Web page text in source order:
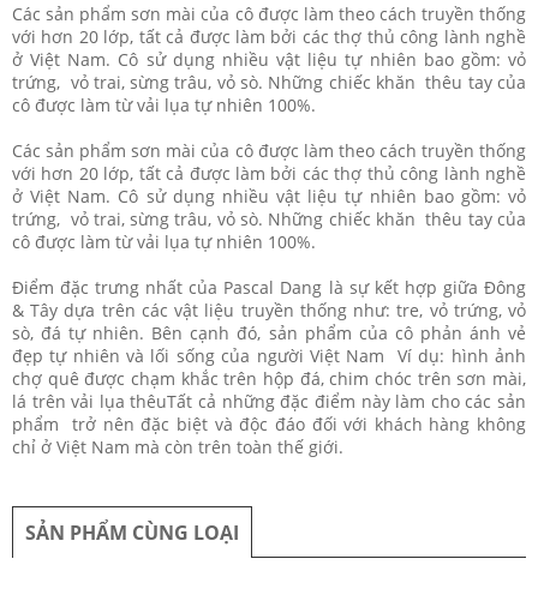
Các sản phẩm sơn mài của cô được làm theo cách truyền thống
với hơn 20 lớp, tất cả được làm bởi các thợ thủ công lành nghề
ở Việt Nam. Cô sử dụng nhiều vật liệu tự nhiên bao gồm: vỏ
trứng, vỏ trai, sừng trâu, vỏ sò. Những chiếc khăn thêu tay của
cô được làm từ vải lụa tự nhiên 100%.
Các sản phẩm sơn mài của cô được làm theo cách truyền thống
với hơn 20 lớp, tất cả được làm bởi các thợ thủ công lành nghề
ở Việt Nam. Cô sử dụng nhiều vật liệu tự nhiên bao gồm: vỏ
trứng, vỏ trai, sừng trâu, vỏ sò. Những chiếc khăn thêu tay của
cô được làm từ vải lụa tự nhiên 100%.
Điểm đặc trưng nhất của Pascal Dang là sự kết hợp giữa Đông
& Tây dựa trên các vật liệu truyền thống như: tre, vỏ trứng, vỏ
sò, đá tự nhiên. Bên cạnh đó, sản phẩm của cô phản ánh vẻ
đẹp tự nhiên và lối sống của người Việt Nam Ví dụ: hình ảnh
chợ quê được chạm khắc trên hộp đá, chim chóc trên sơn mài,
lá trên vải lụa thêuTất cả những đặc điểm này làm cho các sản
phẩm trở nên đặc biệt và độc đáo đối với khách hàng không
chỉ ở Việt Nam mà còn trên toàn thế giới.
SẢN PHẨM CÙNG LOẠI